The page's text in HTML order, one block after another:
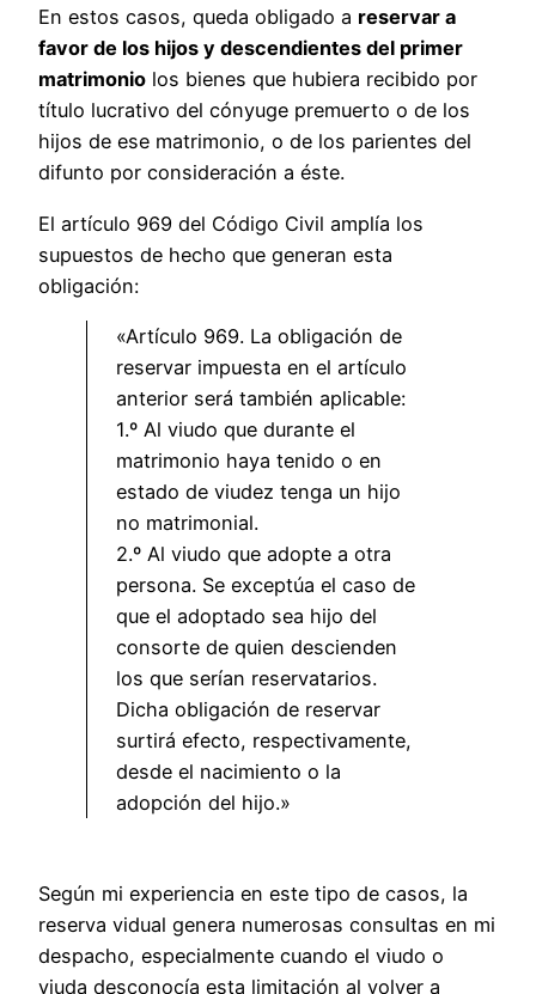
En estos casos, queda obligado a reservar a
favor de los hijos y descendientes del primer
matrimonio los bienes que hubiera recibido por
título lucrativo del cónyuge premuerto o de los
hijos de ese matrimonio, o de los parientes del
difunto por consideración a éste.
El artículo 969 del Código Civil amplía los
supuestos de hecho que generan esta
obligación:
«Artículo 969. La obligación de
reservar impuesta en el artículo
anterior será también aplicable:
1.º Al viudo que durante el
matrimonio haya tenido o en
estado de viudez tenga un hijo
no matrimonial.
2.º Al viudo que adopte a otra
persona. Se exceptúa el caso de
que el adoptado sea hijo del
consorte de quien descienden
los que serían reservatarios.
Dicha obligación de reservar
surtirá efecto, respectivamente,
desde el nacimiento o la
adopción del hijo.»
Según mi experiencia en este tipo de casos, la
reserva vidual genera numerosas consultas en mi
despacho, especialmente cuando el viudo o
viuda desconocía esta limitación al volver a